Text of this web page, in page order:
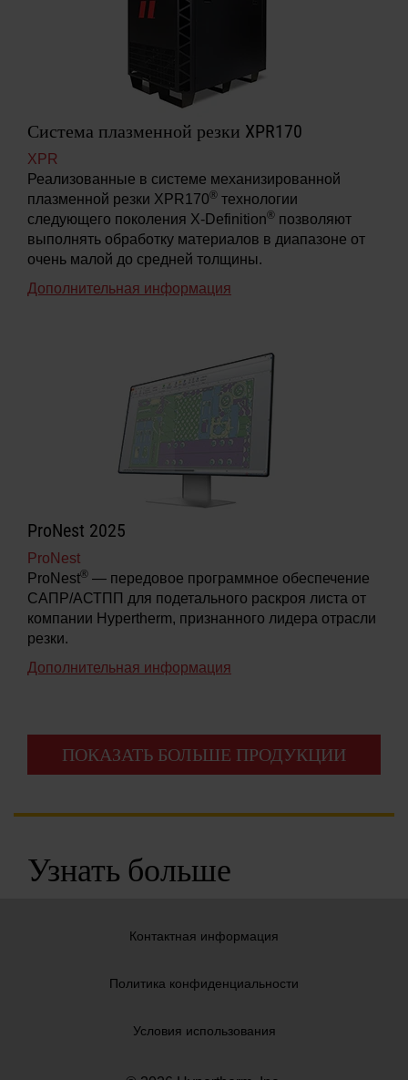
Система плазменной резки XPR170
XPR
Реализованные в системе механизированной
плазменной резки XPR170® технологии
следующего поколения X-Definition® позволяют
выполнять обработку материалов в диапазоне от
очень малой до средней толщины.
Дополнительная информация
ProNest 2025
ProNest
ProNest® — передовое программное обеспечение
САПР/АСТПП для подетального раскроя листа от
компании Hypertherm, признанного лидера отрасли
резки.
Дополнительная информация
ПОКАЗАТЬ БОЛЬШЕ ПРОДУКЦИИ
Узнать больше
Контактная информация
Политика конфиденциальности
Условия использования